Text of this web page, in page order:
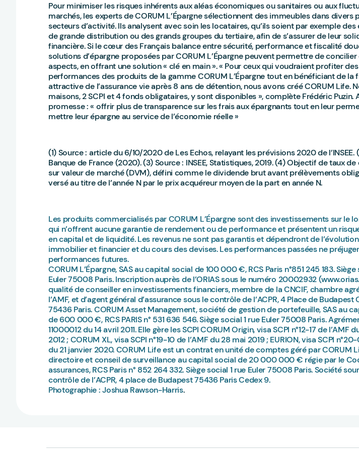
Pour minimiser les risques inhérents aux aléas économiques ou sanitaires ou aux
marchés, les experts de CORUM L’Épargne sélectionnent des immeubles dans divers
secteurs d’activité. Ils analysent avec soin les locataires, qu’ils soient par exemple des
de grande distribution ou des grands groupes du tertiaire, afin de s’assurer de leur
financière. Si le cœur des Français balance entre sécurité, performance et fiscalité
solutions d’épargne proposées par CORUM L’Épargne peuvent permettre de concilier
aspects, en offrant une solution « clé en main ». « Pour ceux qui voudraient profiter des
performances des produits de la gamme CORUM L’Épargne tout en bénéficiant de la
attractive de l’assurance vie après 8 ans de détention, nous avons créé CORUM Life.
maisons, 2 SCPI et 4 fonds obligataires, y sont disponibles », complète Frédéric Puzin.
promesse : « offrir plus de transparence sur les frais aux épargnants tout en leur
mettre leur épargne au service de l’économie réelle »
(1) Source : article du 6/10/2020 de Les Echos, relayant les prévisions 2020 de l’INSEE.
Banque de France (2020). (3) Source : INSEE, Statistiques, 2019. (4) Objectif de taux
sur valeur de marché (DVM), défini comme le dividende brut avant prélèvements
versé au titre de l’année N par le prix acquéreur moyen de la part en année N.
Les produits commercialisés par CORUM L’Épargne sont des investissements sur le
qui n’offrent aucune garantie de rendement ou de performance et présentent un
en capital et de liquidité. Les revenus ne sont pas garantis et dépendront de
immobilier et financier et du cours des devises. Les performances passées ne
performances futures.
CORUM L’Épargne, SAS au capital social de 100 000 €, RCS Paris n°851 245 183. Siège
Euler 75008 Paris. Inscription auprès de l’ORIAS sous le numéro 20002932
qualité de conseiller en investissements financiers, membre de la CNCIF, chambre
l’AMF, et d’agent général d’assurance sous le contrôle de l’ACPR, 4 Place de Budapest
75436 Paris. CORUM Asset Management, société de gestion de portefeuille, SAS au
de 600 000 €, RCS PARIS n° 531 636 546. Siège social 1 rue Euler 75008 Paris.
11000012 du 14 avril 2011. Elle gère les SCPI CORUM Origin, visa SCPI n°12-17 de l’AMF
2012 ; CORUM XL, visa SCPI n°19-10 de l’AMF du 28 mai 2019 ; EURION, visa SCPI
du 21 janvier 2020. CORUM Life est un contrat en unité de comptes géré par CORUM
directoire et conseil de surveillance au capital social de 20 000 000 € régie par le
assurances, RCS Paris n° 852 264 332. Siège social 1 rue Euler 75008 Paris. Société
contrôle de l’ACPR, 4 place de Budapest 75436 Paris Cedex 9.
Photographie : Joshua Rawson-Harris.